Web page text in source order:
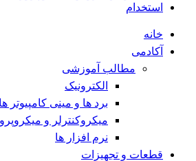
استخدام
خانه
آکادمی
مطالب آموزشی
الکترونیک
برد ها و مینی کامپیوتر ها
میکروکنترلر و
نرم افزار ها
قطعات و تجهیزات